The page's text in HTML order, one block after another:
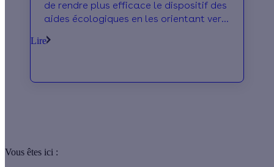
de rendre plus efficace le dispositif des
aides écologiques en les orientant vers
elle s’adresse en priorité aux ménages
Lire
Vous êtes ici :